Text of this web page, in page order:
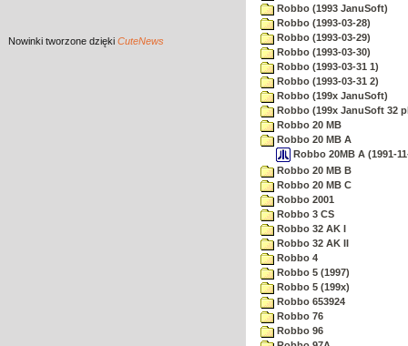
Nowinki tworzone dzięki CuteNews
Robbo (1993 JanuSoft)
Robbo (1993-03-28)
Robbo (1993-03-29)
Robbo (1993-03-30)
Robbo (1993-03-31 1)
Robbo (1993-03-31 2)
Robbo (199x JanuSoft)
Robbo (199x JanuSoft 32
Robbo 20 MB
Robbo 20 MB A
Robbo 20MB A (1991-
Robbo 20 MB B
Robbo 20 MB C
Robbo 2001
Robbo 3 CS
Robbo 32 AK I
Robbo 32 AK II
Robbo 4
Robbo 5 (1997)
Robbo 5 (199x)
Robbo 653924
Robbo 76
Robbo 96